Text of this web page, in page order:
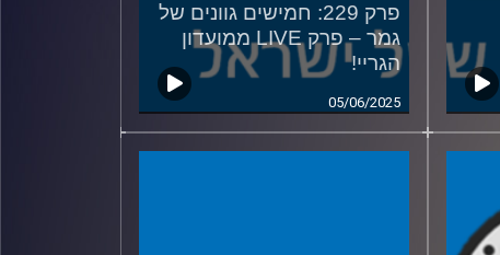
פרק 229: חמישים גוונים של
גמר – פרק LIVE ממועדון
הגריי!
05/06/2025